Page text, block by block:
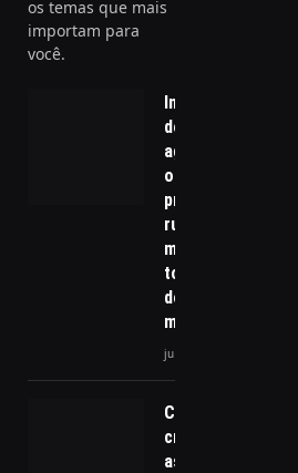
os temas que mais
importam para
você.
Indicadores
de gestão no
agronegócio:
o que o
produtor
rural precisa
medir para
tomar
decisões
melhores?
junho 11, 2026
Câncer colorretal
cresce
assustadoramente